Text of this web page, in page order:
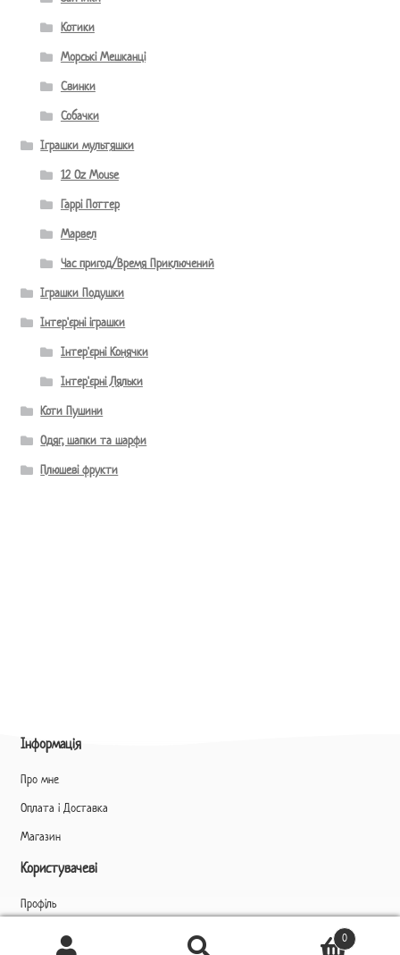
Котики
Морські Мешканці
Свинки
Собачки
Іграшки мультяшки
12 Oz Mouse
Гаррі Поттер
Марвел
Час пригод/Время Приключений
Іграшки Подушки
Інтер'єрні іграшки
Інтер'єрні Конячки
Інтер'єрні Ляльки
Коти Пушини
Одяг, шапки та шарфи
Плюшеві фрукти
Інформація
Про мне
Оплата і Доставка
Магазин
Користувачеві
Профіль
Ukrainian 0